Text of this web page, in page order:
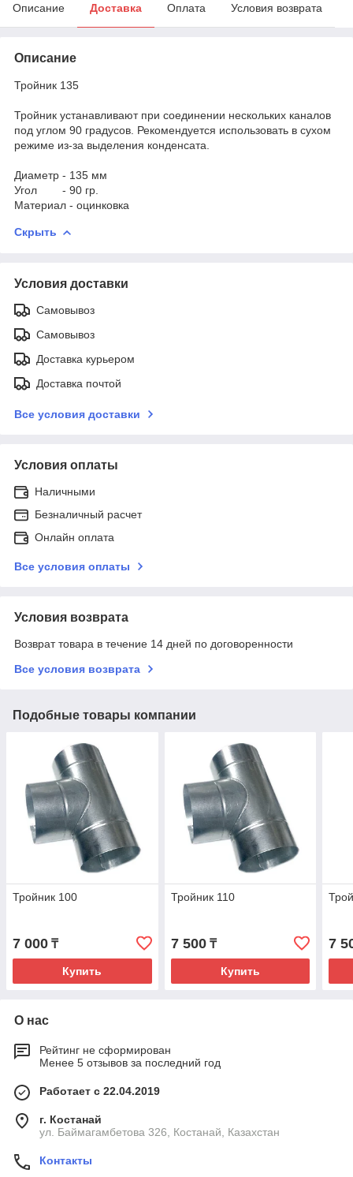
Описание Доставка Оплата Условия возврата
Описание
Тройник 135
Тройник устанавливают при соединении нескольких каналов
под углом 90 градусов. Рекомендуется использовать в сухом
режиме из-за выделения конденсата.
Диаметр - 135 мм
Угол - 90 гр.
Материал - оцинковка
Скрыть
Условия доставки
Самовывоз
Самовывоз
Доставка курьером
Доставка почтой
Все условия доставки
Условия оплаты
Наличными
Безналичный расчет
Онлайн оплата
Все условия оплаты
Условия возврата
Возврат товара в течение 14 дней по договоренности
Все условия возврата
Подобные товары компании
Тройник 100
7 000 ₸
Купить
Тройник 110
7 500₸
Купить
7
О нас
Рейтинг не сформирован
Менее 5 отзывов за последний год
Работает с 22.04.2019
г. Костанай
ул. Баймагамбетова 326, Костанай, Казахстан
Контакты